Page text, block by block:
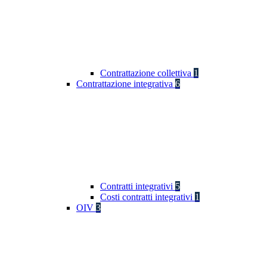
Contrattazione collettiva 1
Contrattazione integrativa 6
Contratti integrativi 5
Costi contratti integrativi 1
OIV 3